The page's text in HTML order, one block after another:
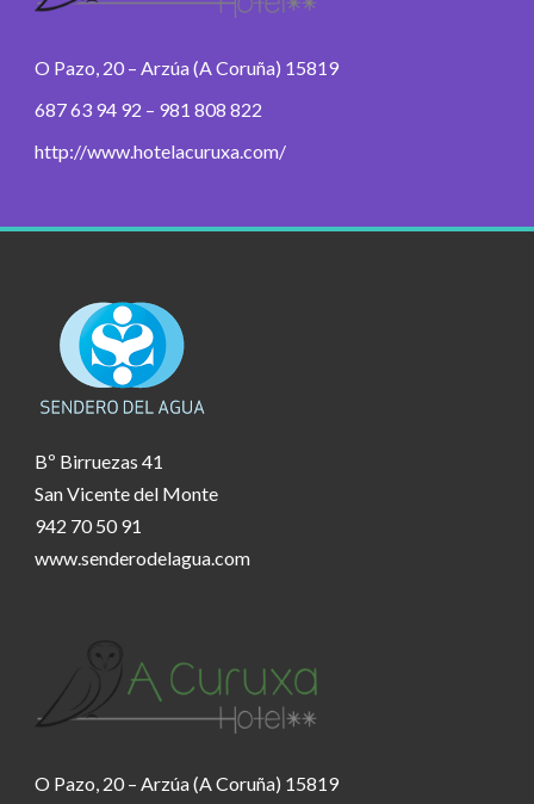
O Pazo, 20 – Arzúa (A Coruña) 15819
687 63 94 92 – 981 808 822
http://www.hotelacuruxa.com/
Bº Birruezas 41
San Vicente del Monte
942 70 50 91
www.senderodelagua.com
O Pazo, 20 – Arzúa (A Coruña) 15819